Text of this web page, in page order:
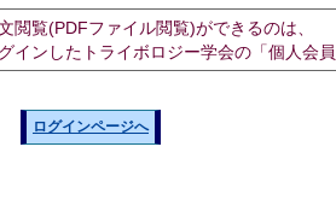
閲覧(PDFファイル閲覧)ができるのは、
インしたトライボロジー学会の「個人会
ログインページへ